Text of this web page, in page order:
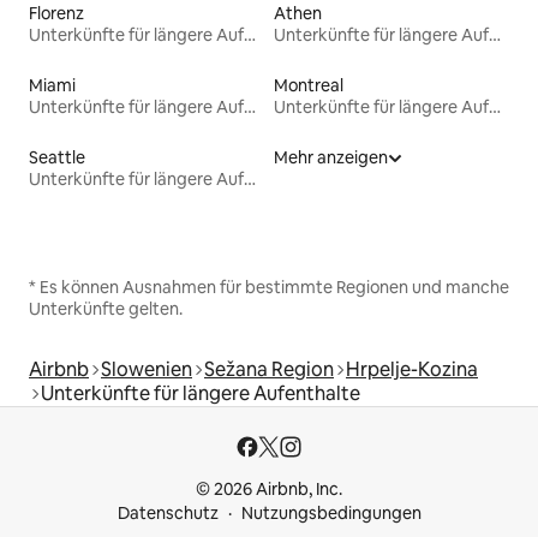
Florenz
Unterkünfte für längere Aufenthalte
Athen
Unterkünfte für längere Aufenthalte
Miami
Unterkünfte für längere Aufenthalte
Montreal
Unterkünfte für längere Aufenthalte
Seattle
Unterkünfte für längere Aufenthalte
Mehr anzeigen
* Es können Ausnahmen für bestimmte Regionen und manche
Unterkünfte gelten.
Airbnb Slowenien Sežana Region Hrpelje-Kozina
Unterkünfte für längere Aufenthalte
© 2026 Airbnb, Inc.
Datenschutz
Nutzungsbedingungen